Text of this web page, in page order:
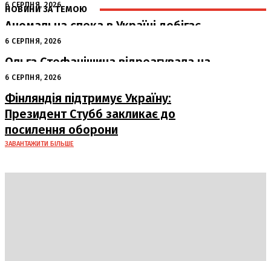
НОВИНИ ЗА ТЕМОЮ
6 СЕРПНЯ, 2026
Аномальна спека в Україні добігає
кінця: очікується похолодання
6 СЕРПНЯ, 2026
Ольга Стефанішина відреагувала на
підозри від НАБУ та САП
6 СЕРПНЯ, 2026
Фінляндія підтримує Україну:
Президент Стубб закликає до
посилення оборони
ЗАВАНТАЖИТИ БІЛЬШЕ